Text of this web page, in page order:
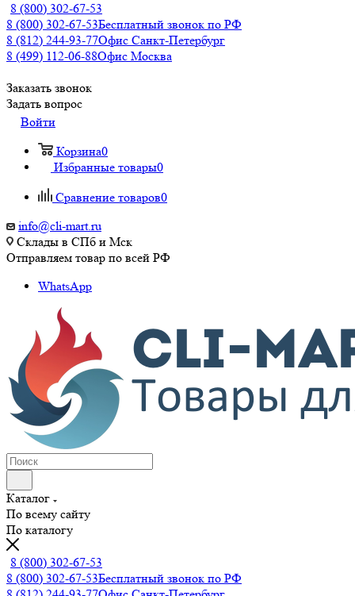
8 (800) 302-67-53
8 (800) 302-67-53Бесплатный звонок по РФ
8 (812) 244-93-77Офис Санкт-Петербург
8 (499) 112-06-88Офис Москва
Заказать звонок
Задать вопрос
Войти
Корзина0
Избранные товары0
Сравнение товаров0
info@cli-mart.ru
Склады в СПб и Мск
Отправляем товар по всей РФ
WhatsApp
Каталог
По всему сайту
По каталогу
8 (800) 302-67-53
8 (800) 302-67-53Бесплатный звонок по РФ